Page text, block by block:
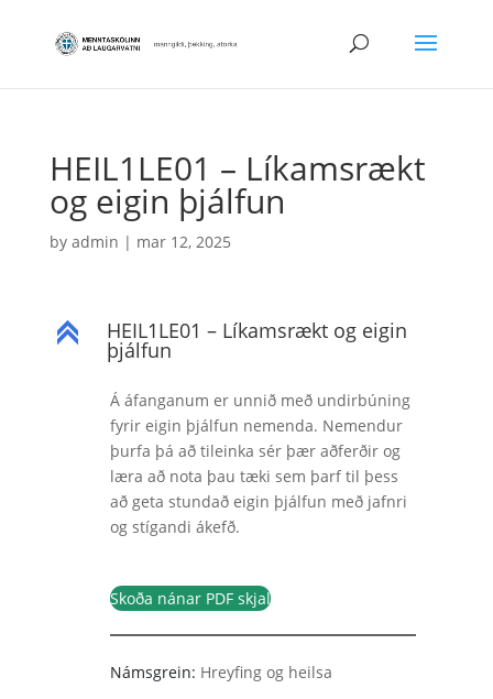
HEIL1LE01 – Líkamsrækt
og eigin þjálfun
by admin | mar 12, 2025
C HEIL1LE01 – Líkamsrækt og eigin
þjálfun
Á áfanganum er unnið með undirbúning
fyrir eigin þjálfun nemenda. Nemendur
þurfa þá að tileinka sér þær aðferðir og
læra að nota þau tæki sem þarf til þess
að geta stundað eigin þjálfun með jafnri
og stígandi ákefð.
Skoða nánar PDF skjal
Námsgrein: Hreyfing og heilsa